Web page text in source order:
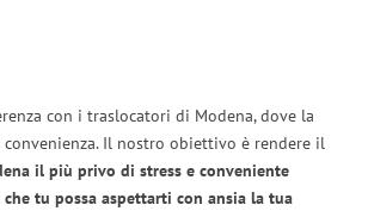
con i traslocatori di Modena, dove la
Il nostro obiettivo è rendere il
il più privo di stress e conveniente
tu possa aspettarti con ansia la tua